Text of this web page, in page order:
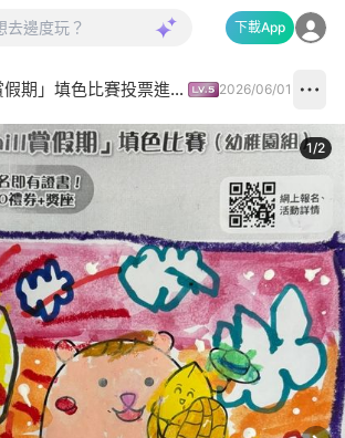
下載App
「我的Chill賞假期」填色比賽投票進行中✅ 2026/06/01
1/2